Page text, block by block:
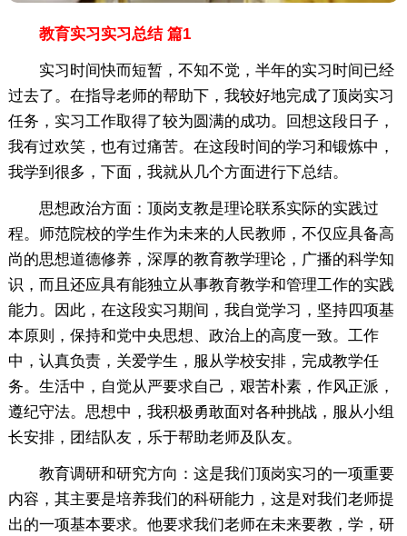
教育实习实习总结 篇1
实习时间快而短暂，不知不觉，半年的实习时间已经
过去了。在指导老师的帮助下，我较好地完成了顶岗实习
任务，实习工作取得了较为圆满的成功。回想这段日子，
我有过欢笑，也有过痛苦。在这段时间的学习和锻炼中，
我学到很多，下面，我就从几个方面进行下总结。
思想政治方面：顶岗支教是理论联系实际的实践过
程。师范院校的学生作为未来的人民教师，不仅应具备高
尚的思想道德修养，深厚的教育教学理论，广播的科学知
识，而且还应具有能独立从事教育教学和管理工作的实践
能力。因此，在这段实习期间，我自觉学习，坚持四项基
本原则，保持和党中央思想、政治上的高度一致。工作
中，认真负责，关爱学生，服从学校安排，完成教学任
务。生活中，自觉从严要求自己，艰苦朴素，作风正派，
遵纪守法。思想中，我积极勇敢面对各种挑战，服从小组
长安排，团结队友，乐于帮助老师及队友。
教育调研和研究方向：这是我们顶岗实习的一项重要
内容，其主要是培养我们的科研能力，这是对我们老师提
出的一项基本要求。他要求我们老师在未来要教，学，研